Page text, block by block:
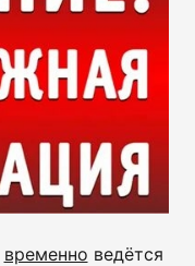
временно ведётся